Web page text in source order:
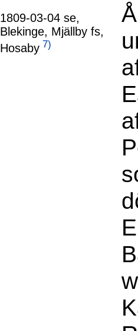
1809-03-04 se,
Blekinge, Mjällby fs,
Hosaby 7)